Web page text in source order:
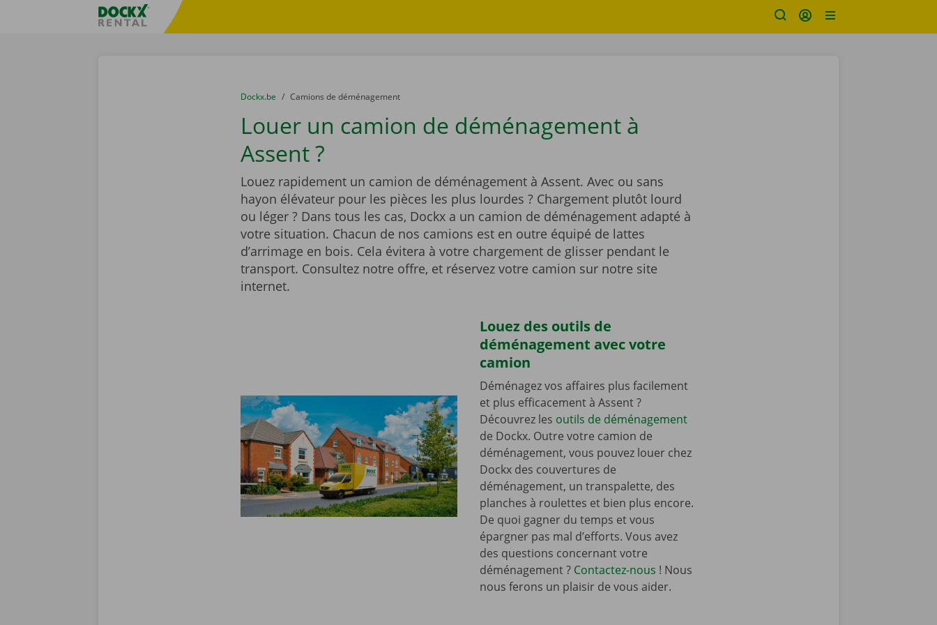
sitename
You are here:
du
Dockx.be to
Camions de déménagement
Louer un camion de déménagement à
Assent ?
Louez rapidement un camion de déménagement à Assent. Avec ou sans
hayon élévateur pour les pièces les plus lourdes ? Chargement plutôt lourd
ou léger ? Dans tous les cas, Dockx a un camion de déménagement adapté à
votre situation. Chacun de nos camions est en outre équipé de lattes
d’arrimage en bois. Cela évitera à votre chargement de glisser pendant le
transport. Consultez notre offre, et réservez votre camion sur notre site
internet.
Louez des outils de
déménagement avec votre
camion
Déménagez vos affaires plus facilement
et plus efficacement à Assent ?
Découvrez les outils de déménagement
de Dockx. Outre votre camion de
déménagement, vous pouvez louer chez
Dockx des couvertures de
déménagement, un transpalette, des
planches à roulettes et bien plus encore.
De quoi gagner du temps et vous
épargner pas mal d’efforts. Vous avez
des questions concernant votre
déménagement ? Contactez-nous ! Nous
nous ferons un plaisir de vous aider.